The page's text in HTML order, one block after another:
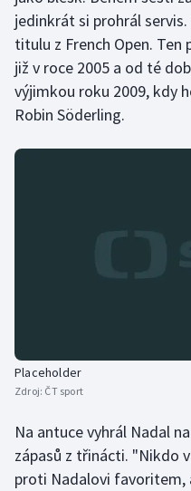
Olympijské hry
Parasport
Plavání
Sportovní střelba
Triatlon
jedinkrát si prohrál
titulu z French Open.
již v roce 2005 a od té
výjimkou roku 2009, kdy
Robin Söderling.
Placeholder
Zdroj: ČT sport
Na antuce vyhrál Nadal
zápasů z třinácti. "Nikdo
proti Nadalovi favoritem,